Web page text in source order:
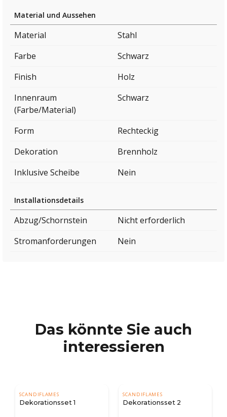
Material und Aussehen
Material
Stahl
Farbe
Schwarz
Finish
Holz
Innenraum
(Farbe/Material)
Schwarz
Form
Rechteckig
Dekoration
Brennholz
Inklusive Scheibe
Nein
Installationsdetails
Abzug/Schornstein
Nicht erforderlich
Stromanforderungen
Nein
Das könnte Sie auch
interessieren
Dekorationsset 2 Dekorationsset